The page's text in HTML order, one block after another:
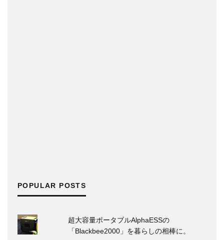
POPULAR POSTS
超大容量ポータブルAlphaESSの
「Blackbee2000」を暮らしの相棒に。